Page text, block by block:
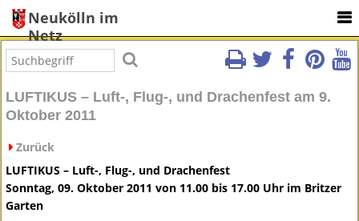
Neukölln im
Netz
LUFTIKUS – Luft-, Flug-, und Drachenfest am 9.
Oktober 2011
Zurück
LUFTIKUS – Luft-, Flug-, und Drachenfest
Sonntag, 09. Oktober 2011 von 11.00 bis 17.00 Uhr im Britzer
Garten